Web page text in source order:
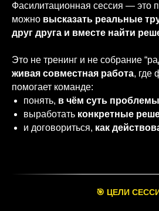
Фасилитационная сессия — это
можно высказать реальные
друг друга и вместе найти
Это не тренинг и не собрание
живая совместная работа, где
помогает команде:
понять, в чём суть проблемы
выработать конкретные
и договориться, как
🎯 ЦЕЛИ